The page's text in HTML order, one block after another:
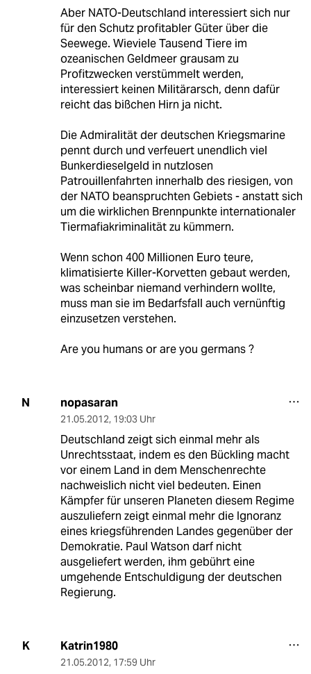
Aber NATO-Deutschland interessiert sich nur
für den Schutz profitabler Güter über die
Seewege. Wieviele Tausend Tiere im
ozeanischen Geldmeer grausam zu
Profitzwecken verstümmelt werden,
interessiert keinen Militärarsch, denn dafür
reicht das bißchen Hirn ja nicht.
Die Admiralität der deutschen Kriegsmarine
pennt durch und verfeuert unendlich viel
Bunkerdieselgeld in nutzlosen
Patrouillenfahrten innerhalb des riesigen, von
der NATO beanspruchten Gebiets - anstatt sich
um die wirklichen Brennpunkte internationaler
Tiermafiakriminalität zu kümmern.
Wenn schon 400 Millionen Euro teure,
klimatisierte Killer-Korvetten gebaut werden,
was scheinbar niemand verhindern wollte,
muss man sie im Bedarfsfall auch vernünftig
einzusetzen verstehen.
Are you humans or are you germans ?
N nopasaran
21.05.2012, 19:03 Uhr
Deutschland zeigt sich einmal mehr als
Unrechtsstaat, indem es den Bückling macht
vor einem Land in dem Menschenrechte
nachweislich nicht viel bedeuten. Einen
Kämpfer für unseren Planeten diesem Regime
auszuliefern zeigt einmal mehr die Ignoranz
eines kriegsführenden Landes gegenüber der
Demokratie. Paul Watson darf nicht
ausgeliefert werden, ihm gebührt eine
umgehende Entschuldigung der deutschen
Regierung.
K Katrin1980
21.05.2012, 17:59 Uhr